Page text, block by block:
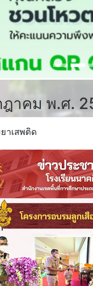
าคม พ.ศ.
าเสพติด